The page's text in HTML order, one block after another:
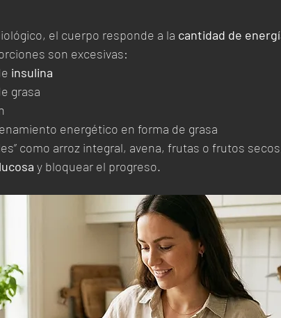
el cuerpo responde a la cantidad de
son excesivas:
insulina
grasa
energético en forma de grasa
como arroz integral, avena, frutas o frutos
y bloquear el progreso.